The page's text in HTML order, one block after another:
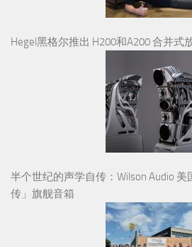
Hegel黑格尔推出 H200和A200 合并式
半个世纪的声学自传：Wilson Audio 美
传」旗舰音箱